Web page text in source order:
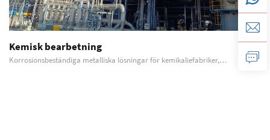
Kemisk bearbetning
Korrosionsbeständiga metalliska lösningar för kemikaliefabriker,